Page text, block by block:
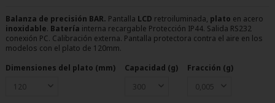
Balanza de precisión BAR. Pantalla LCD retroiluminada, plato en acero
inoxidable. Batería interna recargable Protección IP44. Salida RS232
conexión PC. Calibración externa. Pantalla protectora contra el aire en los
modelos con el plato de 120mm.
Dimensiones del plato (mm)
Capacidad (g) Fracción (g)